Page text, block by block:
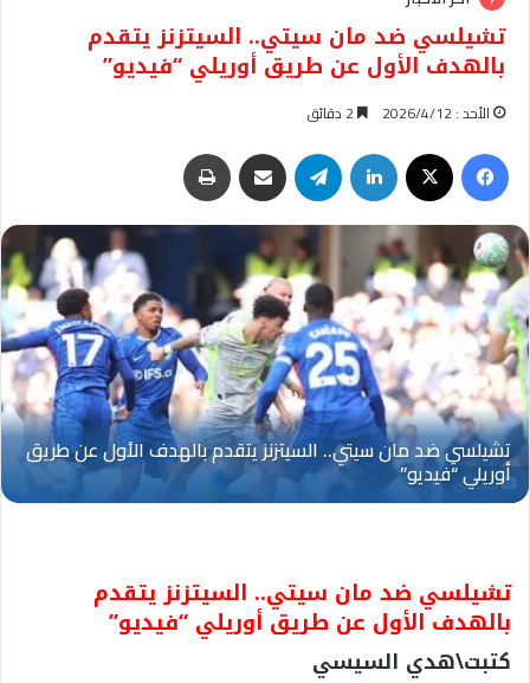
تشيلسي ضد مان سيتي.. السيتزنز يتقدم
بالهدف الأول عن طريق أوريلي “فيديو”
الأحد : 2026/4/12
فيسبوك لينكدإن تيلقرام مشاركة عبر البريد
تشيلسي
تشيلسي ضد مان سيتي.. السيتزنز يتقدم
بالهدف الأول عن طريق أوريلي “فيديو”
كتبت\هدي السيسي